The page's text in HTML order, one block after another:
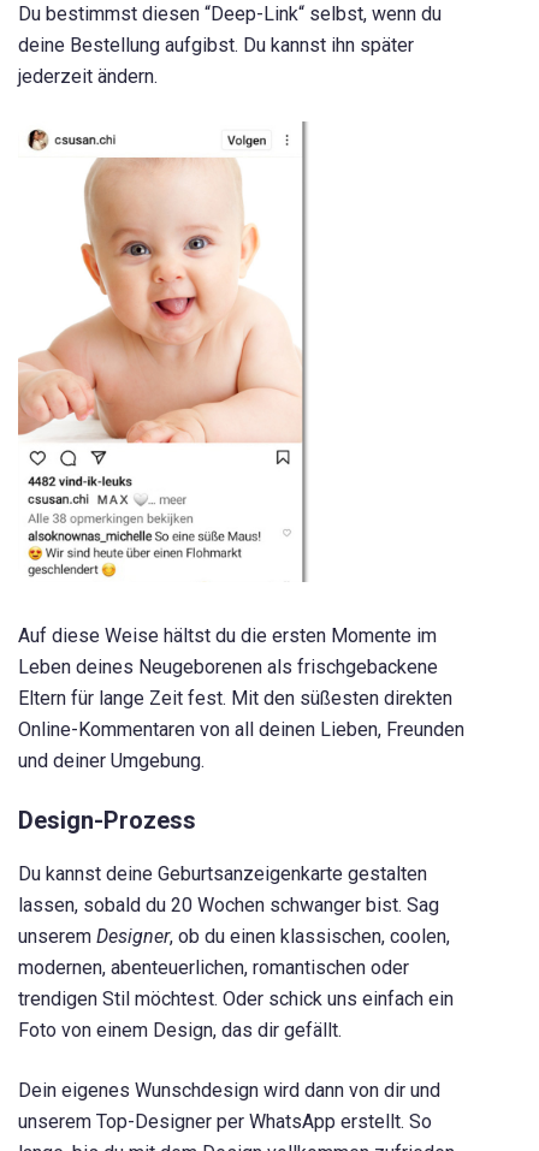
Du bestimmst diesen “Deep-Link“ selbst, wenn du
deine Bestellung aufgibst. Du kannst ihn später
jederzeit ändern.
Auf diese Weise hältst du die ersten Momente im
Leben deines Neugeborenen als frischgebackene
Eltern für lange Zeit fest. Mit den süßesten direkten
Online-Kommentaren von all deinen Lieben, Freunden
und deiner Umgebung.
Design-Prozess
Du kannst deine Geburtsanzeigenkarte gestalten
lassen, sobald du 20 Wochen schwanger bist. Sag
unserem Designer, ob du einen klassischen, coolen,
modernen, abenteuerlichen, romantischen oder
trendigen Stil möchtest. Oder schick uns einfach ein
Foto von einem Design, das dir gefällt.
Dein eigenes Wunschdesign wird dann von dir und
unserem Top-Designer per WhatsApp erstellt. So